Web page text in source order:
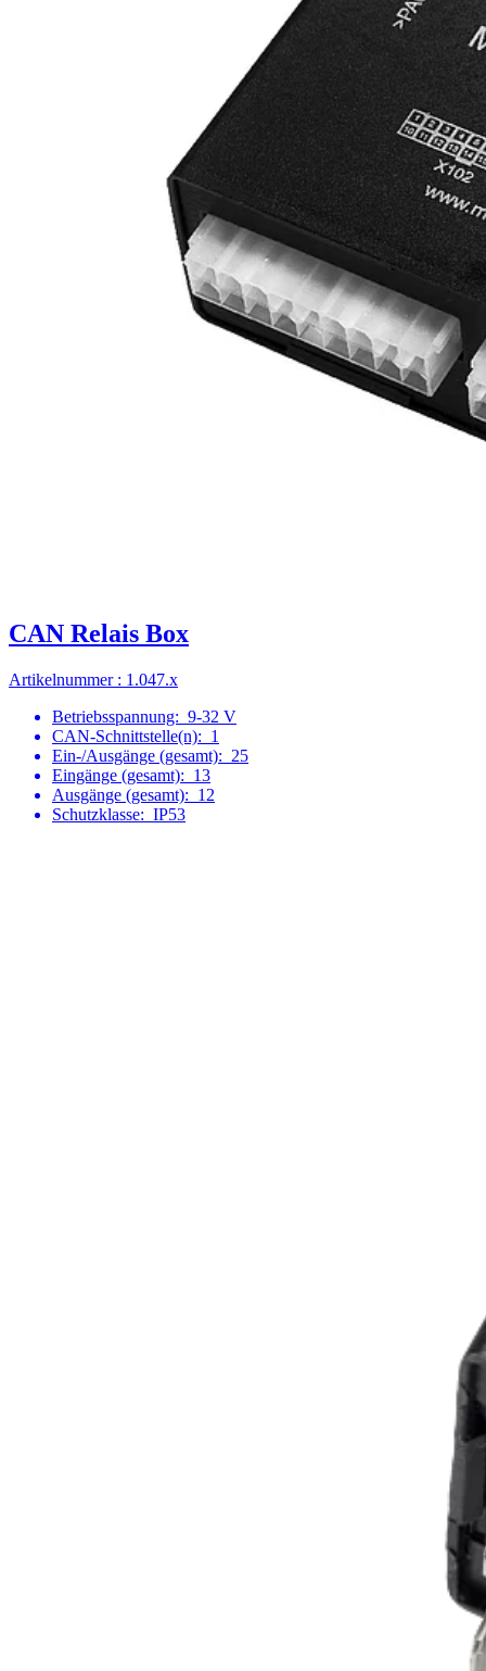
CAN Relais Box
Artikelnummer : 1.047.x
Betriebsspannung: 9-32 V
CAN-Schnittstelle(n): 1
Ein-/Ausgänge (gesamt): 25
Eingänge (gesamt): 13
Ausgänge (gesamt): 12
Schutzklasse: IP53